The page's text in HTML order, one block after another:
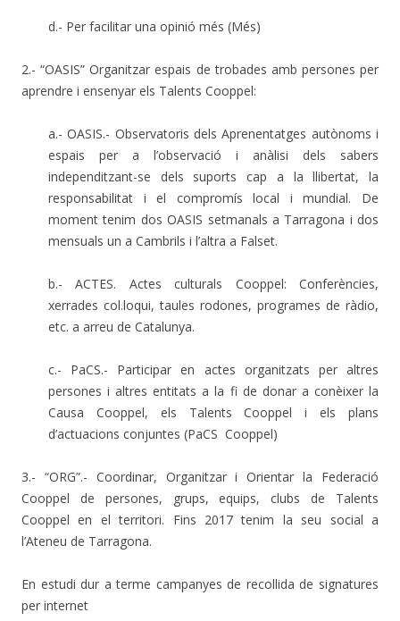
d.- Per facilitar una opinió més (Més)
2.- “OASIS” Organitzar espais de trobades amb persones per
aprendre i ensenyar els Talents Cooppel:
a.- OASIS.- Observatoris dels Aprenentatges autònoms i
espais per a l’observació i anàlisi dels sabers
independitzant-se dels suports cap a la llibertat, la
responsabilitat i el compromís local i mundial. De
moment tenim dos OASIS setmanals a Tarragona i dos
mensuals un a Cambrils i l’altra a Falset.
b.- ACTES. Actes culturals Cooppel: Conferències,
xerrades col.loqui, taules rodones, programes de ràdio,
etc. a arreu de Catalunya.
c.- PaCS.- Participar en actes organitzats per altres
persones i altres entitats a la fi de donar a conèixer la
Causa Cooppel, els Talents Cooppel i els plans
d’actuacions conjuntes (PaCS Cooppel)
3.- “ORG”.- Coordinar, Organitzar i Orientar la Federació
Cooppel de persones, grups, equips, clubs de Talents
Cooppel en el territori. Fins 2017 tenim la seu social a
l’Ateneu de Tarragona.
En estudi dur a terme campanyes de recollida de signatures
per internet